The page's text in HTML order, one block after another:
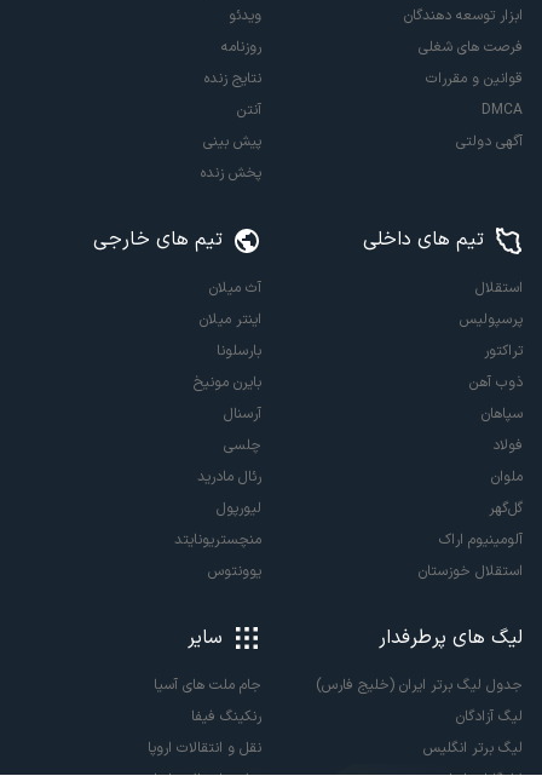
ابزار توسعه دهندگان
فرصت های شغلی
قوانین و مقررات
DMCA
آگهی دولتی
ویدئو
روزنامه
نتایج زنده
آنتن
پیش بینی
پخش زنده
تیم های داخلی
استقلال
پرسپولیس
تراکتور
ذوب آهن
سپاهان
فولاد
ملوان
گل‌گهر
آلومینیوم اراک
استقلال خوزستان
تیم های خارجی
آث میلان
اینتر میلان
بارسلونا
بایرن مونیخ
آرسنال
چلسی
رئال مادرید
لیورپول
منچستریونایتد
یوونتوس
لیگ های پرطرفدار
جدول لیگ برتر ایران (خلیج فارس)
لیگ آزادگان
لیگ برتر انگلیس
سایر
جام ملت های آسیا
رنکینگ فیفا
نقل و انتقالات اروپا